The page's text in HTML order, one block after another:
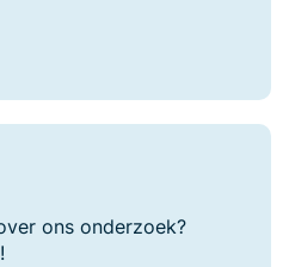
ons onderzoek?